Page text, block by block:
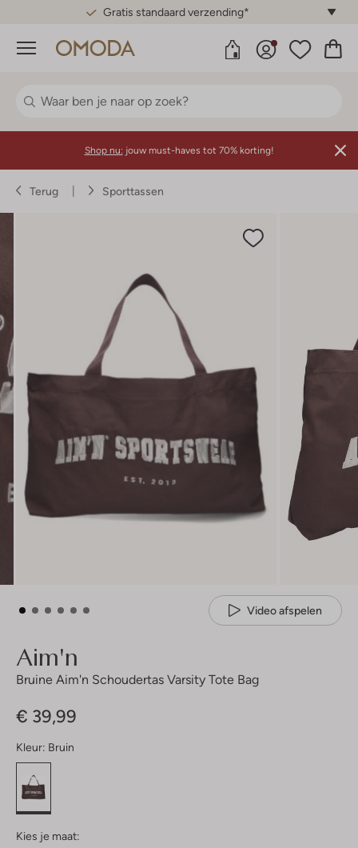
Gratis standaard verzending*
Menu
Shop nu: jouw must-haves tot 70% korting!
Terug Sporttassen
Video afspelen
Aim'n
Bruine Aim'n Schoudertas Varsity Tote Bag
€ 39,99
Kleur: Bruin
Kies je maat: